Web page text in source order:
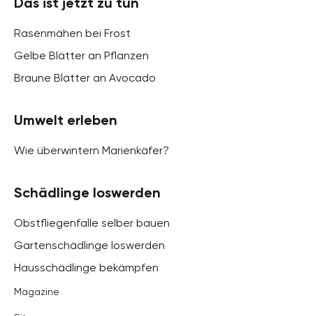
Rasenmähen bei Frost
Gelbe Blätter an Pflanzen
Braune Blätter an Avocado
Umwelt erleben
Wie überwintern Marienkäfer?
Schädlinge loswerden
Obstfliegenfalle selber bauen
Gartenschädlinge loswerden
Hausschädlinge bekämpfen
Magazine